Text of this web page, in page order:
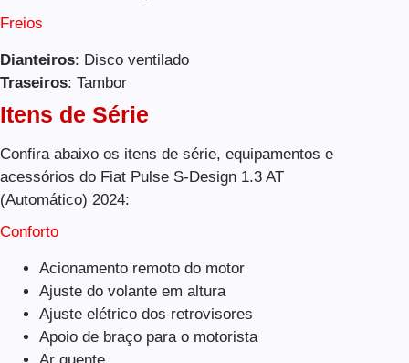
Freios
Dianteiros: Disco ventilado
Traseiros: Tambor
Itens de Série
Confira abaixo os itens de série, equipamentos e
acessórios do Fiat Pulse S-Design 1.3 AT
(Automático) 2024:
Conforto
Acionamento remoto do motor
Ajuste do volante em altura
Ajuste elétrico dos retrovisores
Apoio de braço para o motorista